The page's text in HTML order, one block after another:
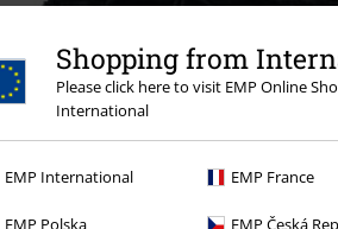
Shopping from
Please click here to visit EMP Online
International
EMP International EMP France
EMP Polska EMP Česká